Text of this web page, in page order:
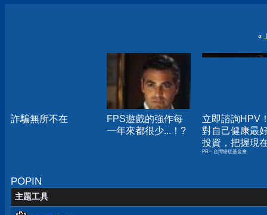
«
詐騙無所不在
FPS遊戲的強作每
一年來都很少...！?
立即諮詢HPV
對自己健康最
投資，把握現
嫌晚！
PR・台灣癌症基金會
POPIN
主題工具